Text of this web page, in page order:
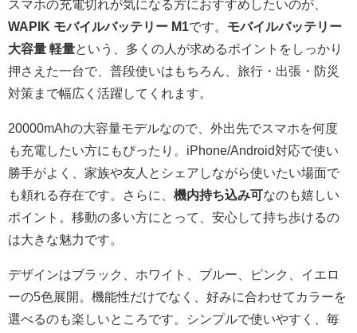
スマホの充電切れが気になる方におすすめしたいのが、
WAPIK モバイルバッテリー M1 です。 モバイルバッテリー
大容量 軽量という、多くの人が求めるポイントをしっかり
押さえた一台で、普段使いはもちろん、旅行・出張・防災
対策まで幅広く活躍してくれます。
20000mAhの大容量モデルなので、外出先でスマホを何度
も充電したい方にもぴったり。iPhone/Android対応で使い
勝手がよく、家族や友人とシェアしながら使いたい場面で
も頼れる存在です。さらに、 機内持ち込み可なのも嬉しい
ポイント。移動の多い方にとって、安心して持ち歩けるの
は大きな魅力です。
デザインはブラック、ホワイト、ブルー、ピンク、イエロ
ーの5色展開。機能性だけでなく、好みに合わせてカラーを
選べるのも楽しいところです。シンプルで使いやすく、毎